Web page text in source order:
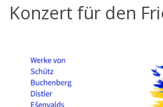
Konzert für den